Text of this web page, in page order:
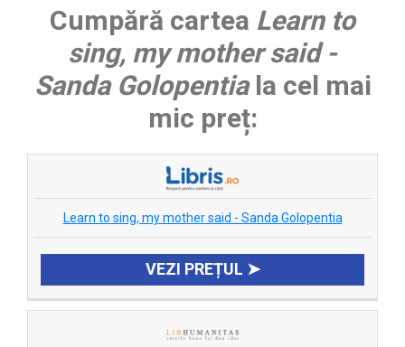
Cumpără cartea Learn to
sing, my mother said -
Sanda Golopentiala cel mai
mic preț:
Learn to sing, my mother said - Sanda Golopentia
VEZI PREȚUL ➤